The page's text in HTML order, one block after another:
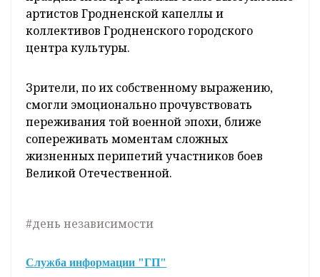
Музыки и атмосферных песен в нынешнем
летия освобождения Беларуси от немецко-
фашистских захватчиков прозвучало,
пожалуй, несколько сотен. Традиционно к
этом музыкальному марафону
подключились и гродненские артисты. В
частности, отдельной изюминкой
коллективов Гродненского городского